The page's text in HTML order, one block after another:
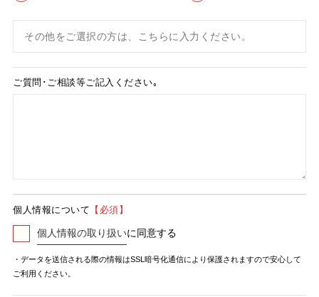
ご質問･ご相談等 ご記入ください｡
個人情報について 【必須】
情報
個人情報の取り扱いに同意する
・データを送信される際の情報はSSL暗号化通信により保護されますので安心して
ご利用ください。